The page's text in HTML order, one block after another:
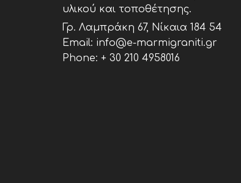
υλικού και τοποθέτησης.
Γρ. Λαμπράκη 67, Νίκαια 184 54
Email: info@e-marmigraniti.gr
Phone: + 30 210 4958016